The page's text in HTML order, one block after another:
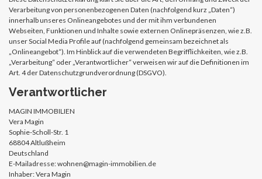
Verarbeitung von personenbezogenen Daten (nachfolgend kurz „Daten“)
innerhalb unseres Onlineangebotes und der mit ihm verbundenen
Webseiten, Funktionen und Inhalte sowie externen Onlinepräsenzen, wie z.B.
unser Social Media Profile auf (nachfolgend gemeinsam bezeichnet als
„Onlineangebot“). Im Hinblick auf die verwendeten Begrifflichkeiten, wie z.B.
„Verarbeitung“ oder „Verantwortlicher“ verweisen wir auf die Definitionen im
Art. 4 der Datenschutzgrundverordnung (DSGVO).
Verantwortlicher
MAGIN IMMOBILIEN
Vera Magin
Sophie-Scholl-Str. 1
68804 Altlußheim
Deutschland
E-Mailadresse: wohnen@magin-immobilien.de
Inhaber: Vera Magin